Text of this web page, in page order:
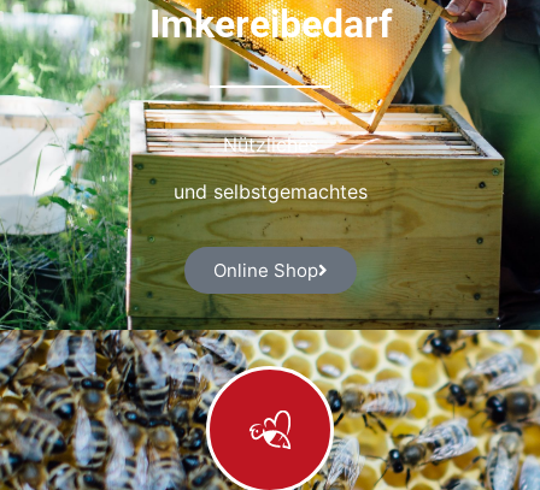
Imkereibedarf
Nützliches
und selbstgemachtes
Online Shop